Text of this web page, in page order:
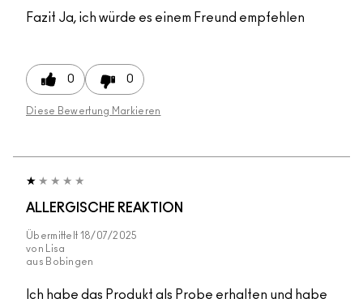
Fazit Ja, ich würde es einem Freund empfehlen
0 0
Diese Bewertung Markieren
ALLERGISCHE REAKTION
Übermittelt 18/07/2025
von
Lisa
aus Bobingen
Ich habe das Produkt als Probe erhalten und habe